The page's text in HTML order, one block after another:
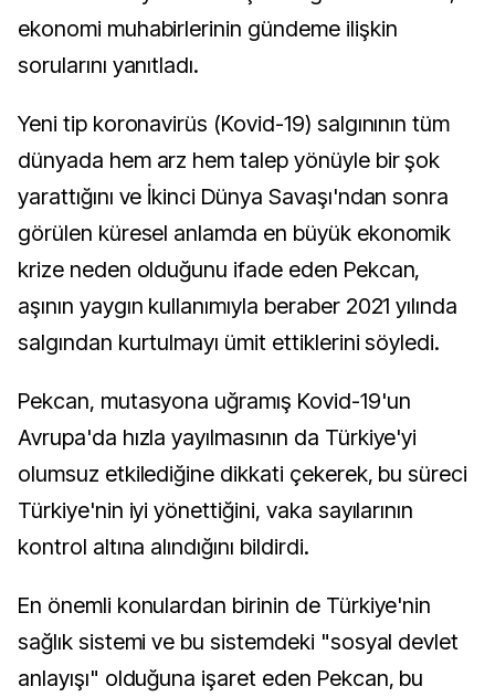
ekonomi muhabirlerinin gündeme ilişkin
sorularını yanıtladı.
Yeni tip koronavirüs (Kovid-19) salgınının tüm
dünyada hem arz hem talep yönüyle bir şok
yarattığını ve İkinci Dünya Savaşı'ndan sonra
görülen küresel anlamda en büyük ekonomik
krize neden olduğunu ifade eden Pekcan,
aşının yaygın kullanımıyla beraber 2021 yılında
salgından kurtulmayı ümit ettiklerini söyledi.
Pekcan, mutasyona uğramış Kovid-19'un
Avrupa'da hızla yayılmasının da Türkiye'yi
olumsuz etkilediğine dikkati çekerek, bu süreci
Türkiye'nin iyi yönettiğini, vaka sayılarının
kontrol altına alındığını bildirdi.
En önemli konulardan birinin de Türkiye'nin
sağlık sistemi ve bu sistemdeki "sosyal devlet
anlayışı" olduğuna işaret eden Pekcan, bu